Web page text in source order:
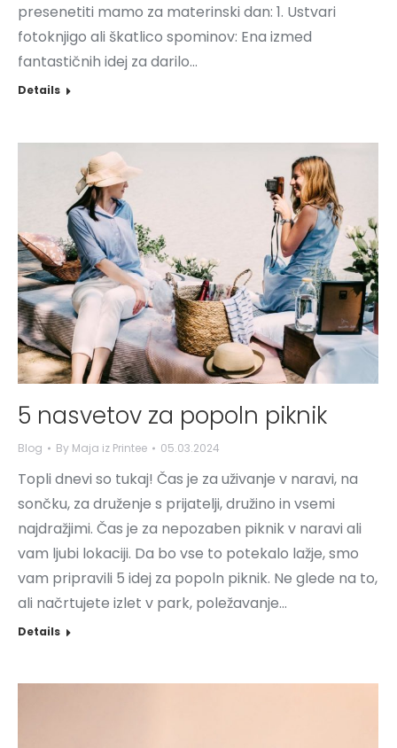
presenetiti mamo za materinski dan: 1. Ustvari
fotoknjigo ali škatlico spominov: Ena izmed
fantastičnih idej za darilo…
Details
5 nasvetov za popoln piknik
Blog By Maja iz Printee 05.03.2024
Topli dnevi so tukaj! Čas je za uživanje v naravi, na
sončku, za druženje s prijatelji, družino in vsemi
najdražjimi. Čas je za nepozaben piknik v naravi ali
vam ljubi lokaciji. Da bo vse to potekalo lažje, smo
vam pripravili 5 idej za popoln piknik. Ne glede na to,
ali načrtujete izlet v park, poležavanje…
Details